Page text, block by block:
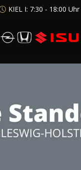
KIEL I: 7:30 - 18:00 Uhr